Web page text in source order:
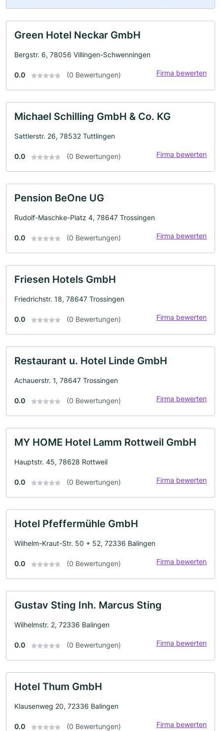
Green Hotel Neckar GmbH
Bergstr. 6, 78056 Villingen-Schwenningen
0.0 (0 Bewertungen) Firma bewerten
Michael Schilling GmbH & Co. KG
Sattlerstr. 26, 78532 Tuttlingen
0.0 (0 Bewertungen) Firma bewerten
Pension BeOne UG
Rudolf-Maschke-Platz 4, 78647 Trossingen
0.0 (0 Bewertungen) Firma bewerten
Friesen Hotels GmbH
Friedrichstr. 18, 78647 Trossingen
0.0 (0 Bewertungen) Firma bewerten
Restaurant u. Hotel Linde GmbH
Achauerstr. 1, 78647 Trossingen
0.0 (0 Bewertungen) Firma bewerten
MY HOME Hotel Lamm Rottweil GmbH
Hauptstr. 45, 78628 Rottweil
0.0 (0 Bewertungen) Firma bewerten
Hotel Pfeffermühle GmbH
Wilhelm-Kraut-Str. 50 + 52, 72336 Balingen
0.0 (0 Bewertungen) Firma bewerten
Gustav Sting Inh. Marcus Sting
Wilhelmstr. 2, 72336 Balingen
0.0 (0 Bewertungen) Firma bewerten
Hotel Thum GmbH
Klausenweg 20, 72336 Balingen
0.0 (0 Bewertungen) Firma bewerten